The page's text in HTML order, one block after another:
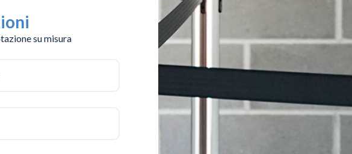
su misura